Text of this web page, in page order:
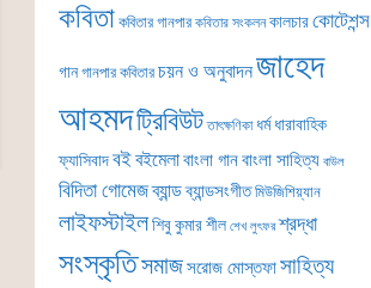
কবিতা কবিতার গানপার কবিতার সংকলন কালচারকোটেশন্স
গান গানপার কবিতার চয়ন ও অনুবাদনজাহেদ
আহমদট্রিবিউট তাৎক্ষণিকা ধর্ম ধারাবাহিক
ফ্যাসিবাদবইবইমেলাবাংলা গানবাংলা সাহিত্য বাউল
বিদিতা গোমেজব্যান্ডব্যান্ডসংগীত মিউজিশিয়্যান
লাইফস্টাইলশিবু কুমার শীল শেখ লুৎফর শ্রদ্ধা
সংস্কৃতিসমাজসরোজ মোস্তফাসাহিত্য